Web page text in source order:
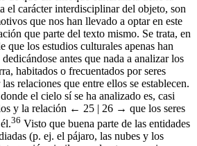
el carácter interdisciplinar del objeto, son
que nos han llevado a optar en este
que parte del texto mismo. Se trata, en
que los estudios culturales apenas han
antes que nada a analizar los
habitados o frecuentados por seres
relaciones que entre ellos se establecen.
el cielo sí se ha analizado es, casi
y la relación ← 25 | 26 → que los seres
36 Visto que buena parte de las entidades
(p. ej. el pájaro, las nubes y los